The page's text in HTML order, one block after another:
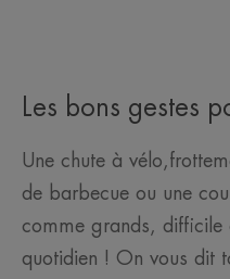
Les bons gestes
Une chute à
de barbecue ou une
comme grands, difficile
quotidien ! On vous dit